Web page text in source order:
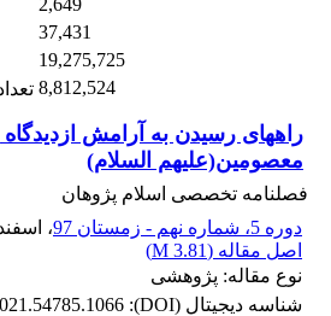
37,431
19,275,725
8,812,524
راههای رسیدن به آرامش ازدیدگاه
معصومین(علیهم السلام)
فصلنامه تخصصی اسلام پژوهان
دوره 5، شماره نهم - زمستان 97
، اسفند
اصل مقاله (3.81 M
)
نوع مقاله: پژوهشی
شناسه دیجیتال (DOI):